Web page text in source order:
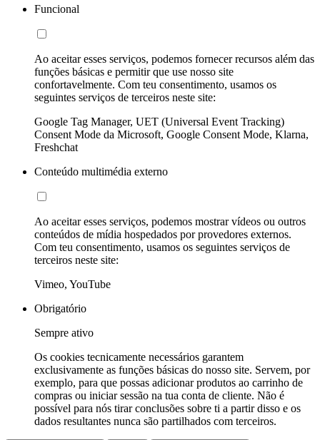
Funcional
Ao aceitar esses serviços, podemos fornecer recursos além das
funções básicas e permitir que use nosso site
confortavelmente. Com teu consentimento, usamos os
seguintes serviços de terceiros neste site:
Google Tag Manager, UET (Universal Event Tracking)
Consent Mode da Microsoft, Google Consent Mode, Klarna,
Freshchat
Conteúdo multimédia externo
Ao aceitar esses serviços, podemos mostrar vídeos ou outros
conteúdos de mídia hospedados por provedores externos.
Com teu consentimento, usamos os seguintes serviços de
terceiros neste site:
Vimeo, YouTube
Obrigatório
Sempre ativo
Os cookies tecnicamente necessários garantem
exclusivamente as funções básicas do nosso site. Servem, por
exemplo, para que possas adicionar produtos ao carrinho de
compras ou iniciar sessão na tua conta de cliente. Não é
possível para nós tirar conclusões sobre ti a partir disso e os
dados resultantes nunca são partilhados com terceiros.